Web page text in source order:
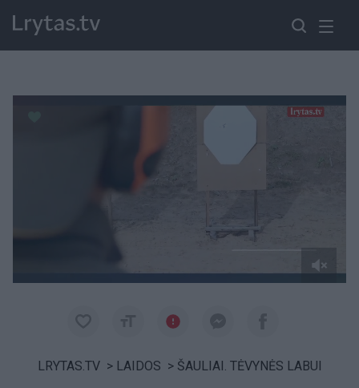
LRYTAS.TV > LAIDOS > ŠAULIAI. TĖVYNĖS LABUI